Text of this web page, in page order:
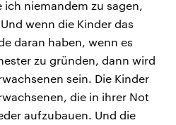
ich niemandem zu sagen,
wenn die Kinder das
daran haben, wenn es
zu gründen, dann wird
sein. Die Kinder
die in ihrer Not
aufzubauen. Und die